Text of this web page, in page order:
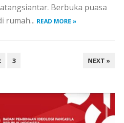
Berbuka puasa
rumah... READ MORE »
3 NEXT »